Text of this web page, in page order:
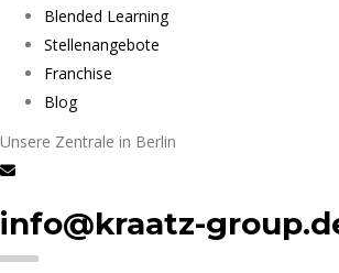
Blended Learning
Stellenangebote
Franchise
Blog
Unsere Zentrale in Berlin
info@kraatz-